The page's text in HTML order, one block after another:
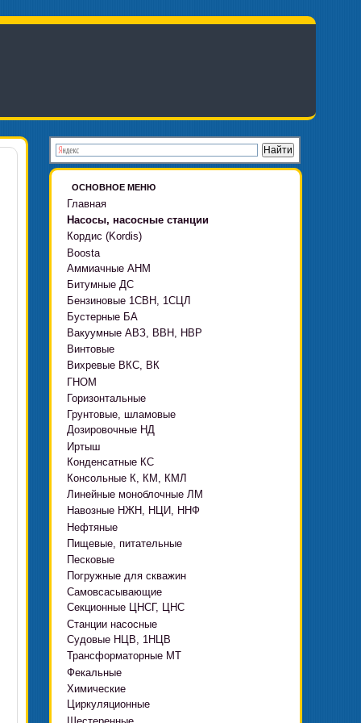
ОСНОВНОЕ МЕНЮ
Главная
Насосы, насосные станции
Кордис (Kordis)
Boosta
Boosta-F
Boosta-L
Boosta-APD установки
Аммиачные АНМ
Битумные ДС
Бензиновые 1СВН, 1СЦЛ
Бустерные БА
Вакуумные АВЗ, ВВН, НВР
Винтовые
Вихревые ВКС, ВК
ГНОМ
Грязевые
Ф, Фр
с HMS Control
Горизонтальные
Д, 1Д
ЦН
DeLium
Грунтовые, шламовые
ГРАТ, ГРАК, ГРАР
ВШН
Дозировочные НД
Иртыш
ПФ, НФ, ПД
ЦМЛ
ЦМК
Конденсатные КС
Консольные К, КМ, КМЛ
Линейные моноблочные ЛМ
Навозные НЖН, НЦИ, ННФ
Нефтяные
НВ, НВЕ, НДВ
КМC
4(5,6)НК
КМХ Адонис
Пищевые, питательные
ОНЦ, СНЦ
ЦВК
ПЭ
Поршневые на пару
Песковые
П, ПР, ПБ, ПК, ПРВП
ППР, ППК вертикальные
Погружные для скважин
ЭЦВ Ливнынасос
ЭЦВ Промбурвод
2ЭЦВ
БЦП М
CRS
СПА 4
Самовсасывающие
АНС
С-569
С-245
Секционные ЦНСГ, ЦНС
Станции насосные
СУЗ, HMS Control
Автоматические САУ
Садовые Ингро CAM
Судовые НЦВ, 1НЦВ
Трансформаторные МТ
Фекальные
СМ, 1СМ, 2СМ
СД, СДВ
Химические
Х
Циркуляционные